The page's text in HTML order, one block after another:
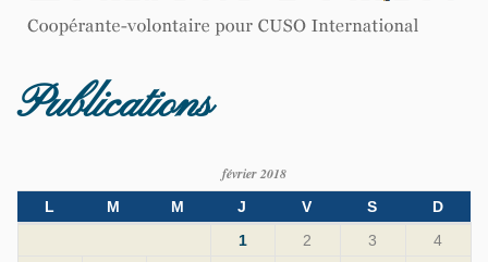
Publications
février 2018
L M M J V S
D
1
2 3
4